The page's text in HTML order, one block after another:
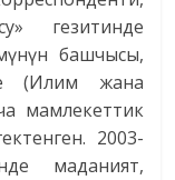
гезитинде
башчысы,
(Илим жана
мамлекеттик
2003-
маданият,